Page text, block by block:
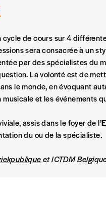
en Belgique
cycle de cours sur 4
sera consacrée à un
par des spécialistes du
La volonté est de
le monde, en évoquant
et les événements
assis dans le foyer de l’
du ou de la spécialiste.
et ICTDM